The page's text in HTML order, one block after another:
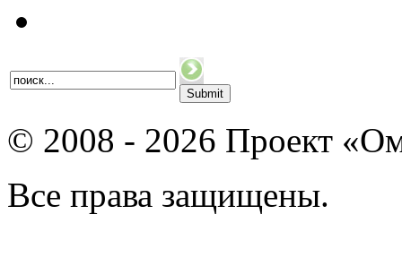
© 2008 - 2026 Проект
Все права защищены.